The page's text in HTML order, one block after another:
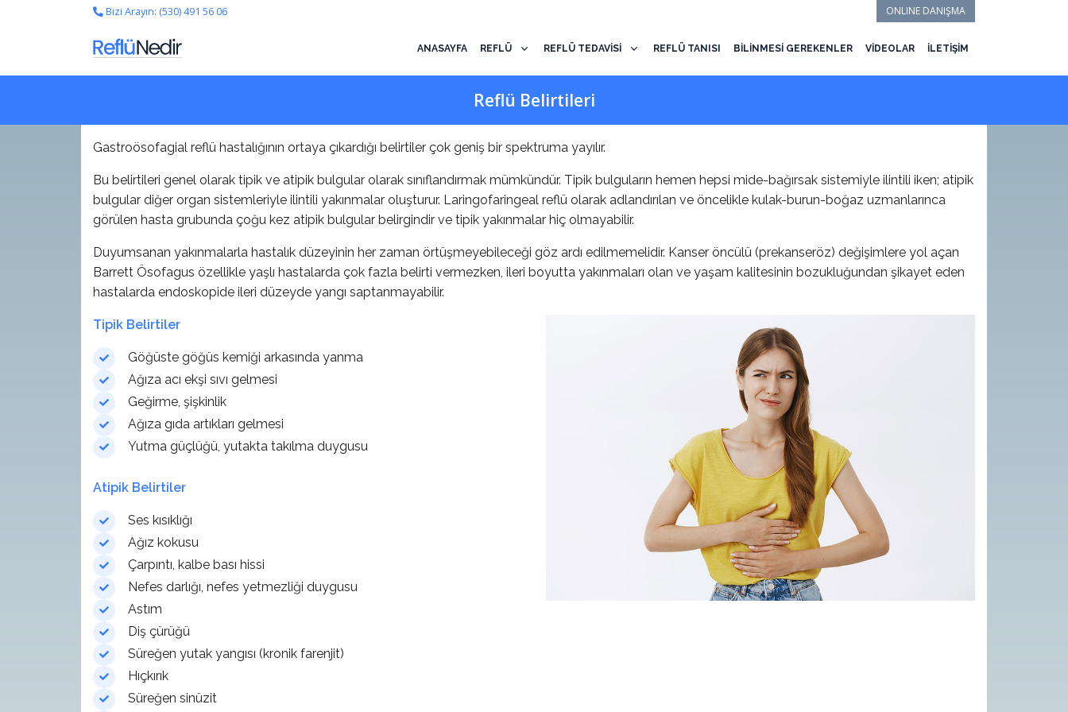
Bizi Arayın: (530) 491 56 06 ONLINE DANIŞMA
ANASAYFA REFLÜ REFLÜ TEDAVİSİ REFLÜ TANISI BİLİNMESİ GEREKENLER VİDEOLAR İLETİŞİM
Reflü Belirtileri
Gastroösofagial reflü hastalığının ortaya çıkardığı belirtiler çok geniş bir spektruma yayılır.
Bu belirtileri genel olarak tipik ve atipik bulgular olarak sınıflandırmak mümkündür. Tipik bulguların hemen hepsi mide-bağırsak sistemiyle ilintili iken; atipik
bulgular diğer organ sistemleriyle ilintili yakınmalar oluşturur. Laringofaringeal reflü olarak adlandırılan ve öncelikle kulak-burun-boğaz uzmanlarınca
görülen hasta grubunda çoğu kez atipik bulgular belirgindir ve tipik yakınmalar hiç olmayabilir.
Duyumsanan yakınmalarla hastalık düzeyinin her zaman örtüşmeyebileceği göz ardı edilmemelidir. Kanser öncülü (prekanseröz) değişimlere yol açan
Barrett Ösofagus özellikle yaşlı hastalarda çok fazla belirti vermezken, ileri boyutta yakınmaları olan ve yaşam kalitesinin bozukluğundan şikayet eden
hastalarda endoskopide ileri düzeyde yangı saptanmayabilir.
Tipik Belirtiler
Göğüste göğüs kemiği arkasında yanma
Ağıza acı ekşi sıvı gelmesi
Geğirme, şişkinlik
Ağıza gıda artıkları gelmesi
Yutma güçlüğü, yutakta takılma duygusu
Atipik Belirtiler
Ses kısıklığı
Ağız kokusu
Çarpıntı, kalbe bası hissi
Nefes darlığı, nefes yetmezliği duygusu
Astım
Diş çürüğü
Süreğen yutak yangısı (kronik farenjit)
Hıçkırık
Süreğen sinüzit